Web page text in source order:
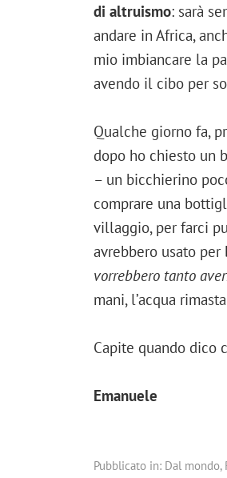
di altruismo: sarà
andare in Africa,
mio imbiancare la
avendo il cibo per
Qualche giorno fa,
dopo ho chiesto un
– un bicchierino
comprare una
villaggio, per farci
avrebbero usato per
vorrebbero tanto
mani, l’acqua rimasta
Capite quando dico
Emanuele
Pubblicato in: Dal mondo,